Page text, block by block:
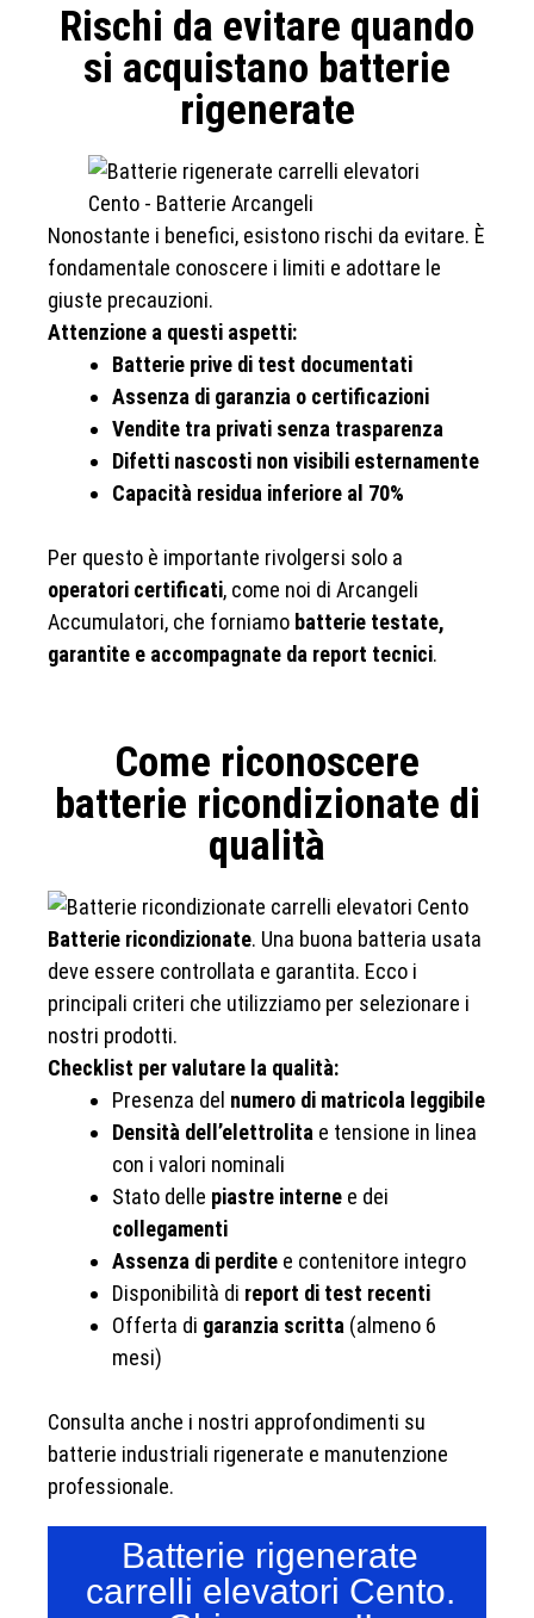
Rischi da evitare quando
si acquistano batterie
rigenerate
Nonostante i benefici, esistono rischi da evitare. È
fondamentale conoscere i limiti e adottare le
giuste precauzioni.
Attenzione a questi aspetti:
Batterie prive di test documentati
Assenza di garanzia o certificazioni
Vendite tra privati senza trasparenza
Difetti nascosti non visibili esternamente
Capacità residua inferiore al 70%
Per questo è importante rivolgersi solo a
operatori certificati, come noi di Arcangeli
Accumulatori, che forniamo batterie testate,
garantite e accompagnate da report tecnici.
Come riconoscere
batterie ricondizionate di
qualità
Batterie ricondizionate. Una buona batteria usata
deve essere controllata e garantita. Ecco i
principali criteri che utilizziamo per selezionare i
nostri prodotti.
Checklist per valutare la qualità:
Presenza del numero di matricola leggibile
Densità dell’elettrolita e tensione in linea
con i valori nominali
Stato delle piastre interne e dei
collegamenti
Assenza di perdite e contenitore integro
Disponibilità di report di test recenti
Offerta di garanzia scritta (almeno 6
mesi)
Consulta anche i nostri approfondimenti su
batterie industriali rigenerate e manutenzione
professionale.
Batterie rigenerate
carrelli elevatori Cento.